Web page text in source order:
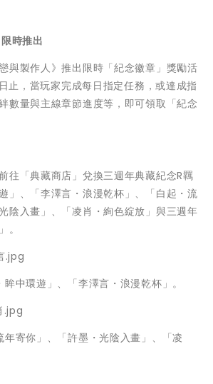
時推出
與製作人》推出限時「紀念徽章」獎勵活
止，當玩家完成每日指定任務，或達成指
數量與主線章節進度等，即可領取「紀念
往「典藏商店」兌換三週年典藏紀念R羈
」、「李澤言・浪漫乾杯」、「白起・流
陰入畫」、「凌肖・絢色綻放」與三週年
。
中環遊」、「李澤言・浪漫乾杯」。
年寄你」、「許墨・光陰入畫」、「凌